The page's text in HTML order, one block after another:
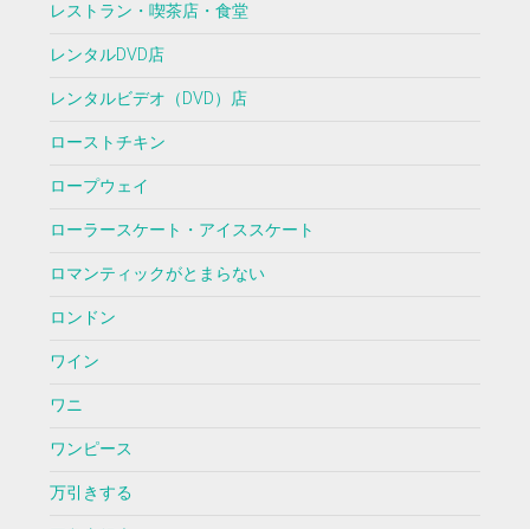
レストラン・喫茶店・食堂
レンタルDVD店
レンタルビデオ（DVD）店
ローストチキン
ロープウェイ
ローラースケート・アイススケート
ロマンティックがとまらない
ロンドン
ワイン
ワニ
ワンピース
万引きする